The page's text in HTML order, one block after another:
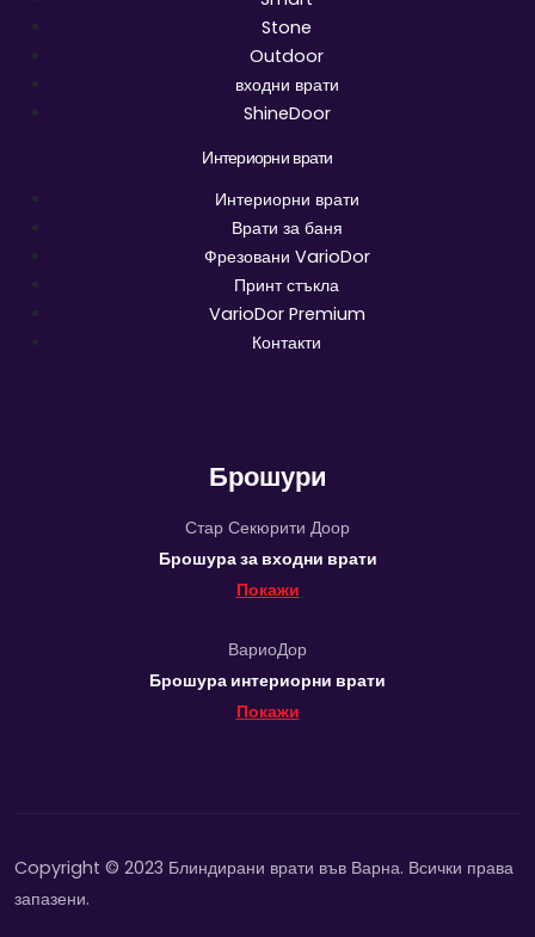
Stone
Outdoor
входни врати
ShineDoor
Интериорни врати
Интериорни врати
Врати за баня
Фрезовани VarioDor
Принт стъкла
VarioDor Premium
Контакти
Брошури
Стар Секюрити Доор
Брошура за входни врати
Покажи
ВариоДор
Брошура интериорни врати
Покажи
Copyright © 2023 Блиндирани врати във Варна. Всички права
запазени.